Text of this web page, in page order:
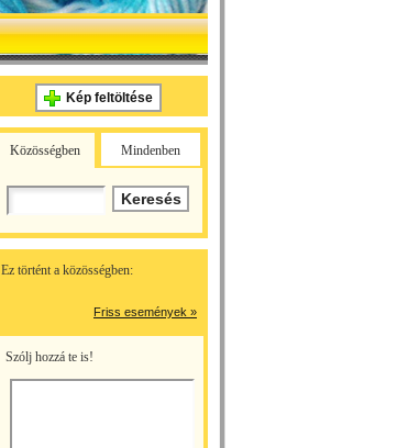
Kép feltöltése
Közösségben Mindenben
Ez történt a közösségben:
Friss események »
Szólj hozzá te is!